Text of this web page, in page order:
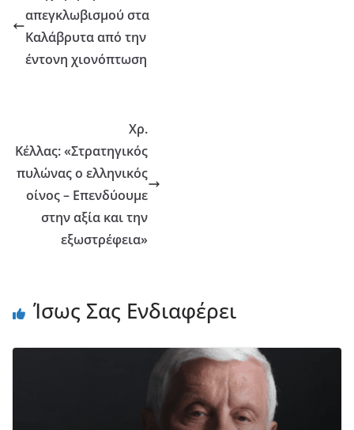
απεγκλωβισμού στα
Καλάβρυτα από την
έντονη χιονόπτωση
Χρ.
Κέλλας: «Στρατηγικός
πυλώνας ο ελληνικός
οίνος – Επενδύουμε
στην αξία και την
εξωστρέφεια»
Ίσως Σας Ενδιαφέρει